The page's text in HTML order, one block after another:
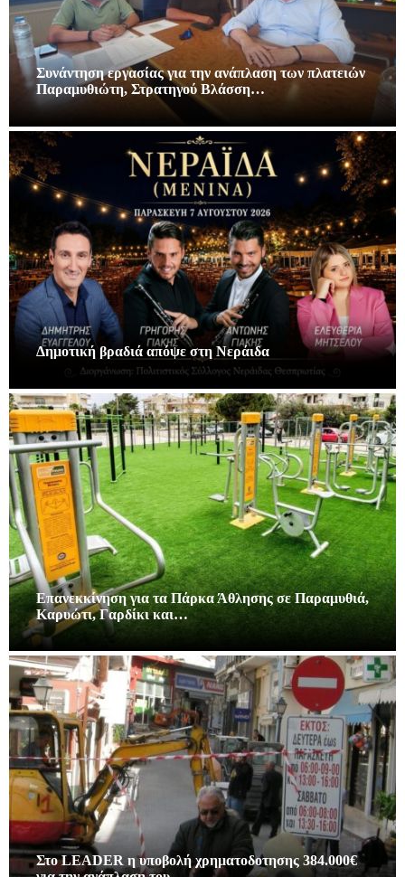
Συνάντηση εργασίας για την ανάπλαση των πλατειών
Παραμυθιώτη, Στρατηγού Βλάσση…
Δημοτική βραδιά απόψε στη Νεράιδα
Επανεκκίνηση για τα Πάρκα Άθλησης σε Παραμυθιά,
Καρυώτι, Γαρδίκι και…
Στο LEADER η υποβολή χρηματοδοτησης 384.000€